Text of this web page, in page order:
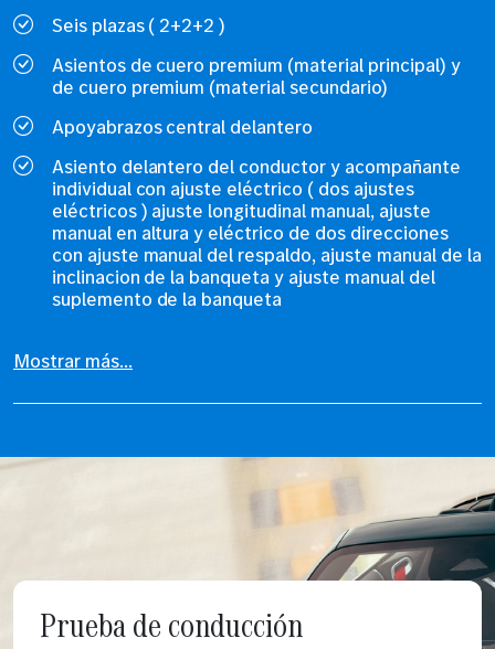
Seis plazas ( 2+2+2 )
Asientos de cuero premium (material principal) y
de cuero premium (material secundario)
Apoyabrazos central delantero
Asiento delantero del conductor y acompañante
individual con ajuste eléctrico ( dos ajustes
eléctricos ) ajuste longitudinal manual, ajuste
manual en altura y eléctrico de dos direcciones
con ajuste manual del respaldo, ajuste manual de la
inclinacion de la banqueta y ajuste manual del
suplemento de la banqueta
Mostrar más...
Prueba de conducción